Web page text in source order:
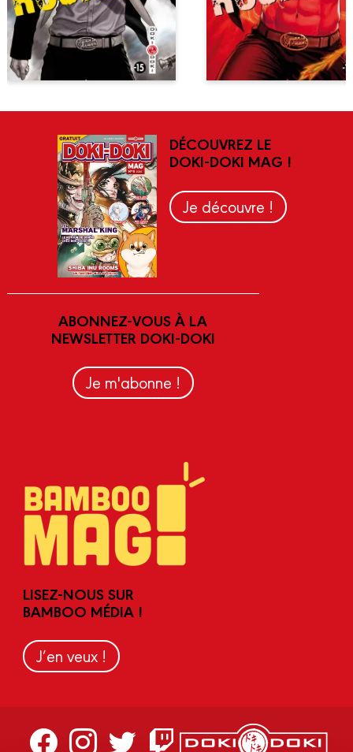
DÉCOUVREZ LE
DOKI-DOKI MAG !
Je découvre !
ABONNEZ-VOUS À LA
NEWSLETTER DOKI-DOKI
Je m'abonne !
LISEZ-NOUS SUR
BAMBOO MÉDIA !
J’en veux !